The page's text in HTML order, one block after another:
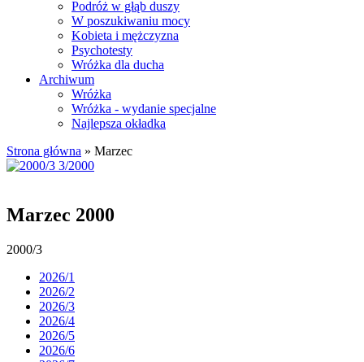
Podróż w głąb duszy
W poszukiwaniu mocy
Kobieta i mężczyzna
Psychotesty
Wróżka dla ducha
Archiwum
Wróżka
Wróżka - wydanie specjalne
Najlepsza okładka
Strona główna » Marzec
Marzec 2000
2000/3
2026/1
2026/2
2026/3
2026/4
2026/5
2026/6